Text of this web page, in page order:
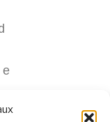
6 d
7 e
45 c